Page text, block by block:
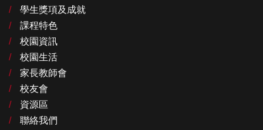
學生獎項及成就
課程特色
校園資訊
校園生活
家長教師會
校友會
資源區
聯絡我們